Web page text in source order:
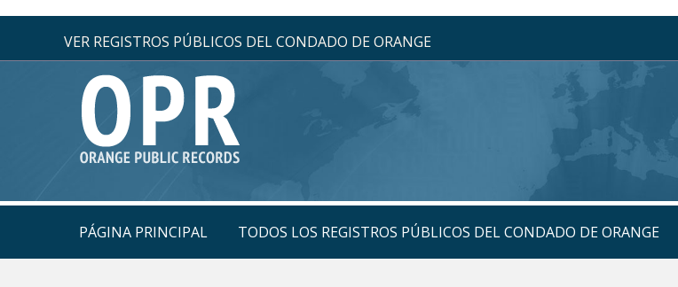
VER REGISTROS PÚBLICOS DEL CONDADO DE ORANGE
PÁGINA PRINCIPAL TODOS LOS REGISTROS PÚBLICOS DEL CONDADO DE ORANGE